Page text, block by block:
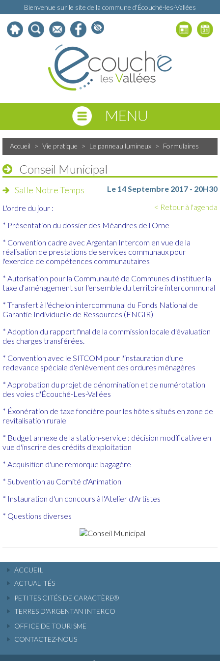
Bienvenue sur le site de la commune d'Écouché-les-Vallées
MENU
Accueil > Vie pratique > Le panneau lumineux > Formulaires
Conseil Municipal
Salle Notre Temps
Le 14 Septembre 2017 - 20H30
< Retour à l'agenda
L'ordre du jour :
* Présentation du dossier des Méandres de l'Orne
* Convention cadre avec Argentan Intercom en vue de la
réalisation de prestations de services communaux pour
l'exercice de compétences communautaires
* Autorisation pour la Communauté de Communes d'instituer la
taxe d'aménagement sur l'ensemble du territoire intercommunal
* Transfert à l'échelon intercommunal du Fonds National de
Garantie Individuelle de Ressources (FNGIR)
* Adoption du rapport final de la commission locale d'évaluation
des charges transférées.
* Convention avec le SITCOM pour l'instauration d'une
redevance spéciale d'enlèvement des ordures ménagères
* Approbation du projet de dénomination et de numérotation
des voies d'Écouché-Les-Vallées
* Éxonération de taxe foncière pour les hôtels situés en zone de
revitalisation rurale
* Budget annexe de la station-service : décision modificative en
vue d'inscrire des crédits d'exploitation
* Acquisition d'une remorque bagagère
* Subvention au Comité d'Animation
* Instauration d'un concours à l'Atelier d'Artistes
* Questions diverses
ACCUEIL
ACTUALITÉS
PETITES CITÉS DE CARACTÈRE®
TERRES D'ARGENTAN INTERCO
OFFICE DE TOURISME
CONTACTEZ-NOUS